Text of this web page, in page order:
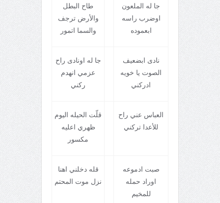
جا له الملعون
اوضرب راسه
ابعموده
طاح البطل
والأرض ترجف
والسما اتمور
نادی ابضعيف
الصوت يا خويه
ادرکني
جا له اونادی راح
عزمي انهدم
رکني
العباس عني راح
للأعدا ترکني
قلّت الحيله اليوم
ظهري اعليه
مکسور
صبت ادموعه
اوراد حمله
للمخيم
قله دخلني اهنا
نزل موت المحتم